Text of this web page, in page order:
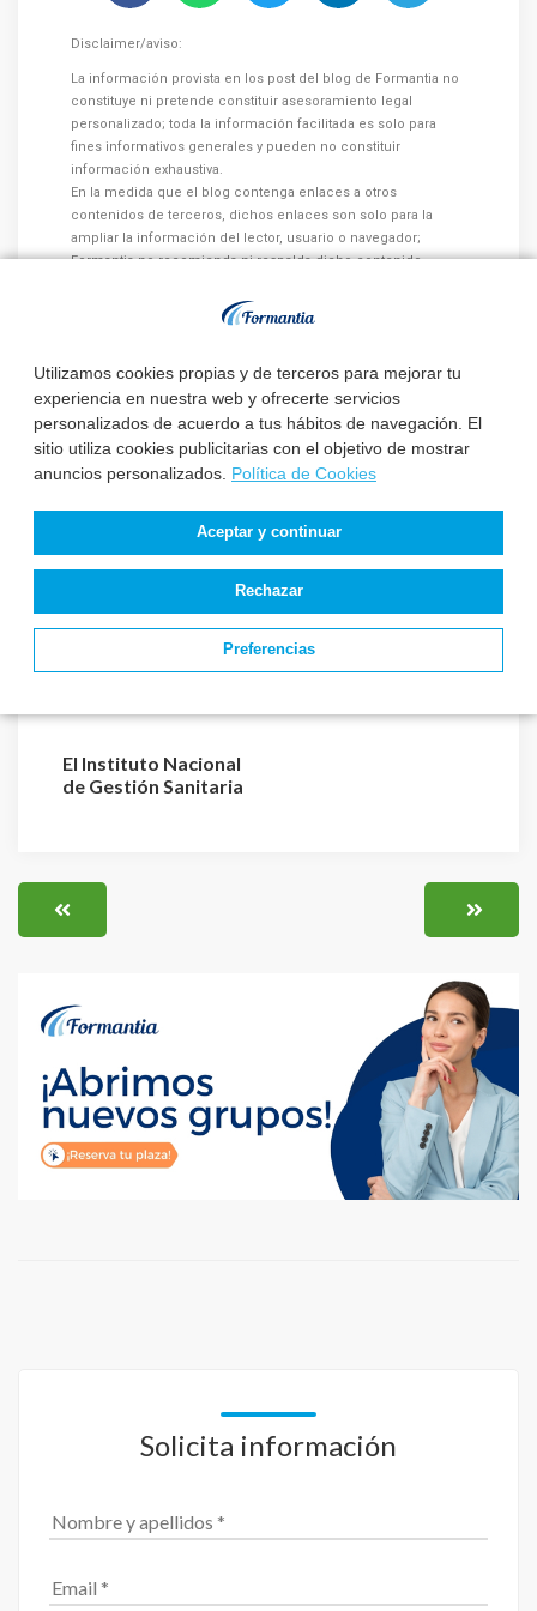
Utilizamos cookies propias y de terceros para mejorar tu
experiencia en nuestra web y ofrecerte servicios
personalizados de acuerdo a tus hábitos de navegación. El
sitio utiliza cookies publicitarias con el objetivo de mostrar
anuncios personalizados. Política de Cookies
Aceptar y continuar
Rechazar
Preferencias
Disclaimer/aviso:
La información provista en los post del blog de Formantia no
constituye ni pretende constituir asesoramiento legal
personalizado; toda la información facilitada es solo para
fines informativos generales y pueden no constituir
información exhaustiva.
En la medida que el blog contenga enlaces a otros
contenidos de terceros, dichos enlaces son solo para la
ampliar la información del lector, usuario o navegador;
Formantia no recomienda ni respalda dicho contenido.
respecto a las acciones tomadas o no tomadas en base al
contenido de los post del blog.
Otros artículos que te pueden
interesar:
El Servicio Canario de
procedimiento de
El Servicio Canario de
Salud aprueba los
resultados definiti...
El Instituto Nacional
de Gestión Sanitaria
Solicita información